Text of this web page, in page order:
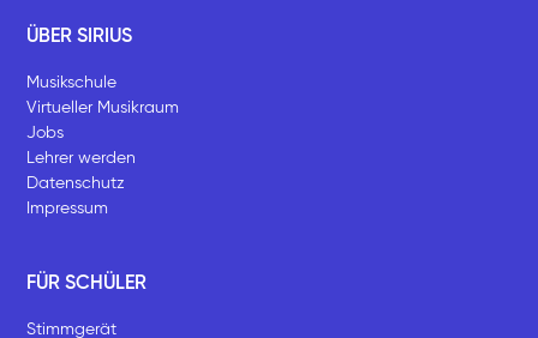
ÜBER SIRIUS
Musikschule
Virtueller Musikraum
Jobs
Lehrer werden
Datenschutz
Impressum
FÜR SCHÜLER
Stimmgerät